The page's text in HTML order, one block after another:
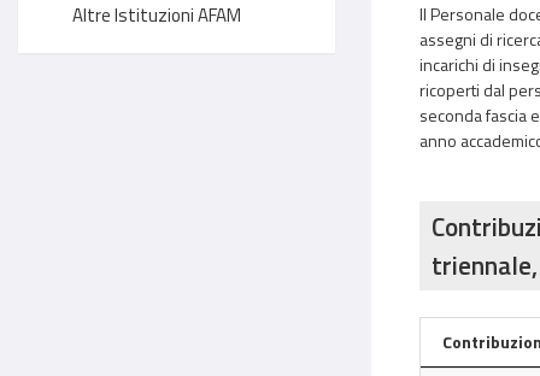
Altre Istituzioni AFAM
Il Personale
assegni di
incarichi di
ricoperti dal
seconda fascia
anno